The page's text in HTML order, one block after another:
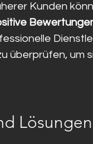
Kunden
überprüfen, um